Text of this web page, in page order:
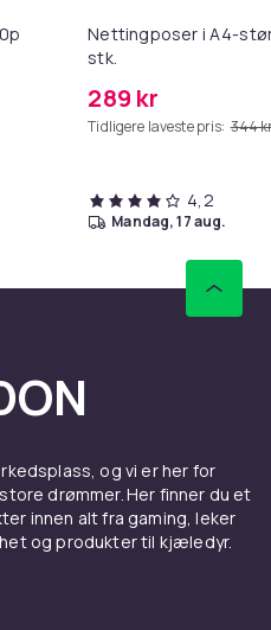
Nettingposer i A4-
stk.
289 kr
Tidligere laveste pris: 344
4,2
mandag, 17 aug.
og vi er her for
drømmer. Her finner du et
innen alt fra gaming, leker
og produkter til kjæledyr.